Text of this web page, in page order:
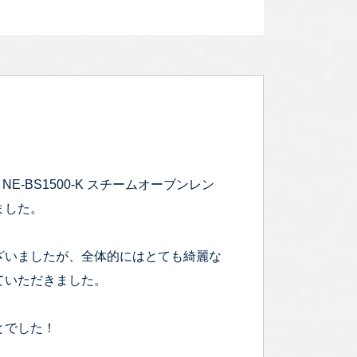
BS1500-K スチームオーブンレン
た。
ましたが、全体的にはとても綺麗な
ただきました。
した！